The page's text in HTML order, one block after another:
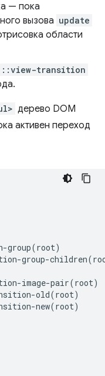
— пока
вызова update
области
::view-transition
дерево DOM
активен переход
group(root)
group-
image-pair(root)
old(root)
new(root)